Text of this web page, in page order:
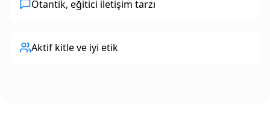
Otantik, eğitici iletişim tarzı
Aktif kitle ve iyi etik